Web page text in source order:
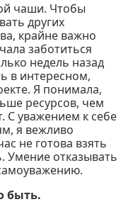
чаши. Чтобы
других
крайне важно
заботиться
недель назад
в интересном,
Я понимала,
ресурсов, чем
С уважением к себе
я вежливо
не готова взять
Умение отказывать
быть.